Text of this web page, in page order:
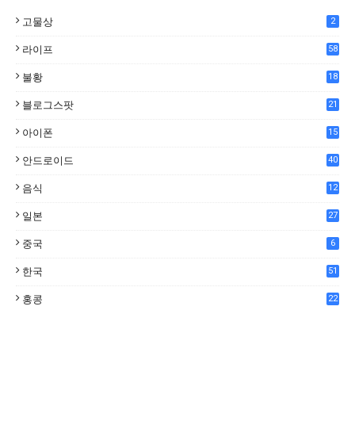
고물상 2
라이프 58
불황
18
블로그스팟 21
아이폰 15
안드로이드 40
음식
12
일본 27
중국 6
한국 51
홍콩 22